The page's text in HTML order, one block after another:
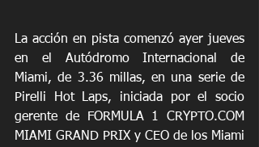
La acción en pista comenzó ayer jueves
en el Autódromo Internacional de
Miami, de 3.36 millas, en una serie de
Pirelli Hot Laps, iniciada por el socio
gerente de FORMULA 1 CRYPTO.COM
MIAMI GRAND PRIX y CEO de los Miami